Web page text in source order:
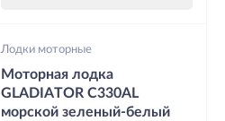
Лодки моторные
Моторная лодка
GLADIATOR C330AL
морской зеленый-белый